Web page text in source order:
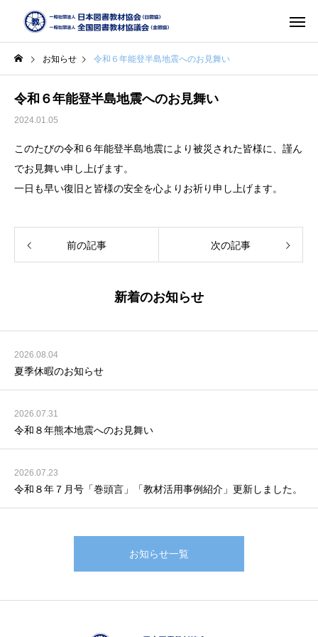
お知らせ 令和６年能登半島地震へのお見舞い
令和６年能登半島地震へのお見舞い
2024.01.05
このたびの令和６年能登半島地震により被災された皆様に、謹ん
でお見舞い申し上げます。
一日も早い復旧と皆様の安全を心よりお祈り申し上げます。
前の記事 次の記事
新着のお知らせ
2026.08.04
夏季休暇のお知らせ
2026.07.31
令和８年熊本地震へのお見舞い
2026.07.23
令和８年７月号「巻頭言」「教材活用事例紹介」更新しました。
お知らせ一覧